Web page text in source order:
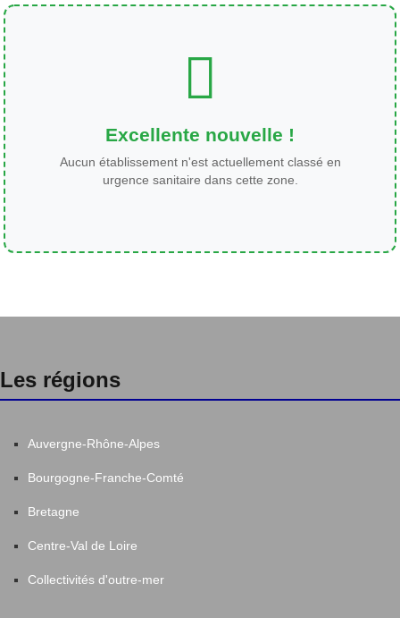
Excellente nouvelle !
Aucun établissement n'est actuellement classé en
urgence sanitaire dans cette zone.
Les régions
Auvergne-Rhône-Alpes
Bourgogne-Franche-Comté
Bretagne
Centre-Val de Loire
Collectivités d'outre-mer